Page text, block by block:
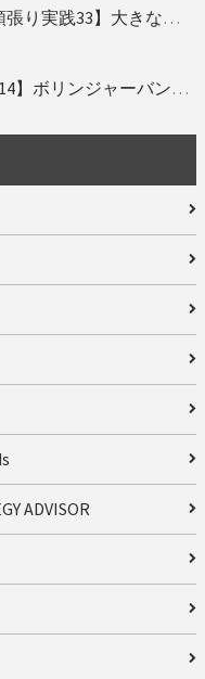
勝てるBO攻略【トレンド順張り実践33】大きな変動にすべり込み
勝てるBO攻略【MACD実践14】ボリンジャーバンドとともに相場を読む
ADVISOR